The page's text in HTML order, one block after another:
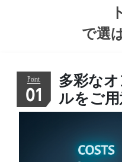
で選
01
多彩な
ルをご